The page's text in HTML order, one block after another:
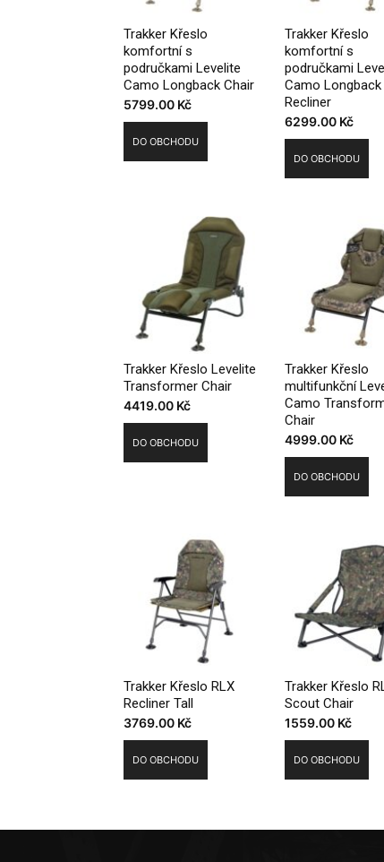
Trakker Křeslo
komfortní s
područkami Levelite
Camo Longback Chair
5799.00 Kč
DO OBCHODU
Trakker Křeslo
komfortní s
područkami
Camo Longback
Recliner
6299.00 Kč
DO OBCHODU
Trakker Křeslo Levelite
Transformer Chair
4419.00 Kč
DO OBCHODU
Trakker Křeslo
multifunkční
Camo
Chair
4999.00 Kč
DO OBCHODU
Trakker Křeslo RLX
Recliner Tall
3769.00 Kč
DO OBCHODU
Trakker Křeslo
Scout Chair
1559.00 Kč
DO OBCHODU